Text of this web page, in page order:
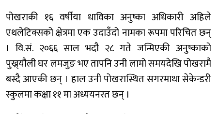
पोखराकी १६ वर्षीया धाविका अनुष्का अधिकारी अहिले
एथलेटिक्सको क्षेत्रमा एक उदाउँदो नामका रूपमा परिचित छन्
। वि.सं. २०६६ साल भदौ २८ गते जन्मिएकी अनुष्काको
पुख्र्यौली घर लमजुङ भए तापनि उनी लामो समयदेखि पोखरामै
बस्दै आएकी छन् । हाल उनी पोखरास्थित सगरमाथा सेकेन्डरी
स्कुलमा कक्षा ११ मा अध्ययनरत छन् ।